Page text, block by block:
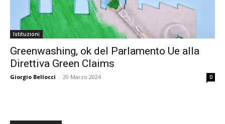
Istituzioni
Greenwashing, ok del Parlamento Ue alla
Direttiva Green Claims
Giorgio Bellocci - 20 Marzo 2024 0